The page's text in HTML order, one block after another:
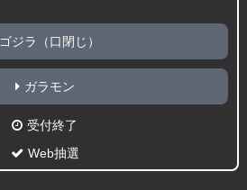
ゴジラ（口閉じ）
ガラモン
受付終了
Web抽選